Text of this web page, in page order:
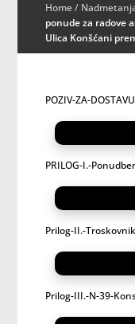
Home/
ponude za radove
Ulica Konšćani
POZIV-ZA-
PRILOG-I.-
Prilog-II.-
Prilog-III.-N-39-